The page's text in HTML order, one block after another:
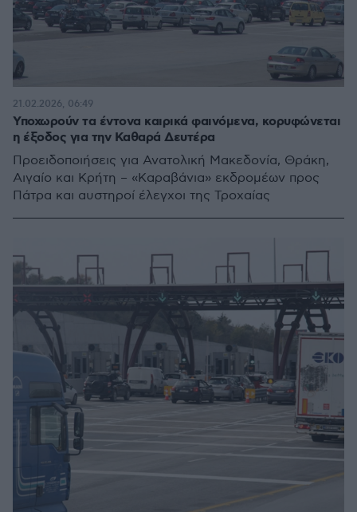
Υποχωρούν τα έντονα καιρικά φαινόμενα, κορυφώνεται
η έξοδος για την Καθαρά Δευτέρα
Προειδοποιήσεις για Ανατολική Μακεδονία, Θράκη,
Αιγαίο και Κρήτη – «Καραβάνια» εκδρομέων προς
Πάτρα και αυστηροί έλεγχοι της Τροχαίας
21.02.2026, 06:49